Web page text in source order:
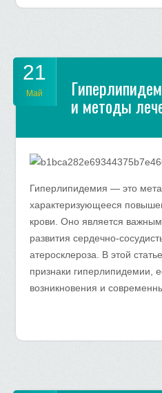
21
Май и методы
Гиперлипидемия — это
характеризующееся
крови. Оно является
развития сердечно-
атеросклероза. В этой
признаки гиперлипидемии,
возникновения и